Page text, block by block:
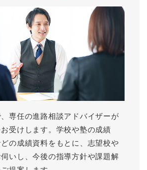
専任の進路相談アドバイザーが
受けします。学校や塾の成績
の成績資料をもとに、志望校や
いし、今後の指導方針や課題解